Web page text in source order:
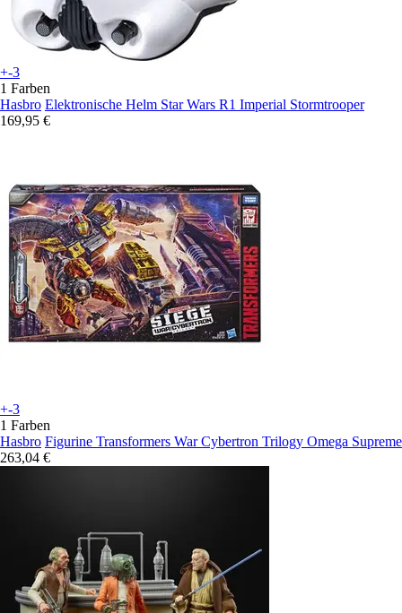
+-3
1 Farben
Hasbro Elektronische Helm Star Wars R1 Imperial Stormtrooper
169,95 €
+-3
1 Farben
Hasbro Figurine Transformers War Cybertron Trilogy Omega Supreme
263,04 €